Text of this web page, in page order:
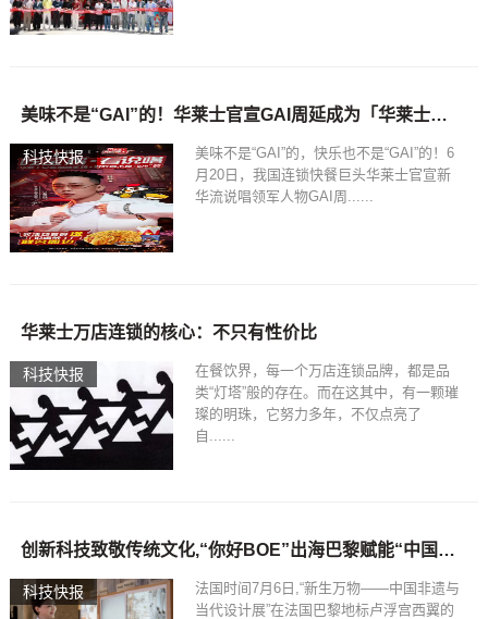
科技快报
美味不是“GAI”的！华莱士官宣GAI周延成为「华莱士说唱品鉴官」
美味不是“GAI”的，快乐也不是“GAI”的！6
月20日，我国连锁快餐巨头华莱士官宣新
华流说唱领军人物GAI周......
科技快报
华莱士万店连锁的核心：不只有性价比
在餐饮界，每一个万店连锁品牌，都是品
类“灯塔”般的存在。而在这其中，有一颗璀
璨的明珠，它努力多年，不仅点亮了
自......
科技快报
创新科技致敬传统文化,“你好BOE”出海巴黎赋能“中国非遗与当代设计展”
法国时间7月6日,“新生万物——中国非遗与
当代设计展”在法国巴黎地标卢浮宫西翼的